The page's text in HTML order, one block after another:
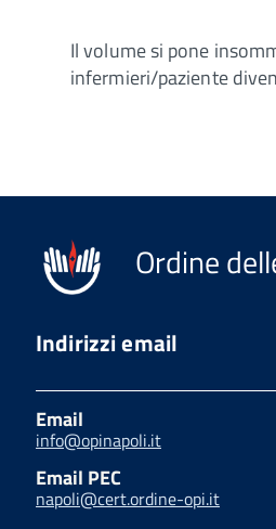
Il volume si pone
infermieri/paziente
Ordine
Indirizzi email
Email
info@opinapoli.it
Email PEC
napoli@cert.ordine-opi.it